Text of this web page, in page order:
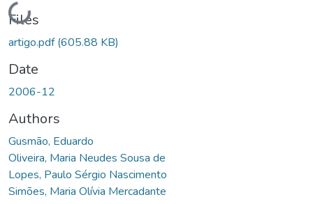
Loading...
Files
artigo.pdf(605.88 KB)
Date
2006-12
Authors
Gusmão, Eduardo
Oliveira, Maria Neudes Sousa de
Lopes, Paulo Sérgio Nascimento
Simões, Maria Olívia Mercadante